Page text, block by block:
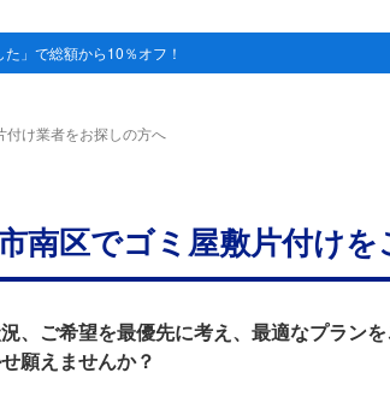
た」で総額から10％オフ！
付け業者をお探しの方へ
南区でゴミ屋敷片付け
、ご希望を最優先に考え、最適なプランを
願えませんか？